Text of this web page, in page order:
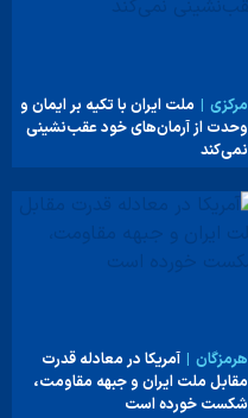
مرکزی
ملت ایران با تکیه بر ایمان و
وحدت از آرمان‌های خود عقب‌نشینی
نمی‌کند
هرمزگان
آمریکا در معادله قدرت
مقابل ملت ایران و جبهه مقاومت،
شکست خورده است